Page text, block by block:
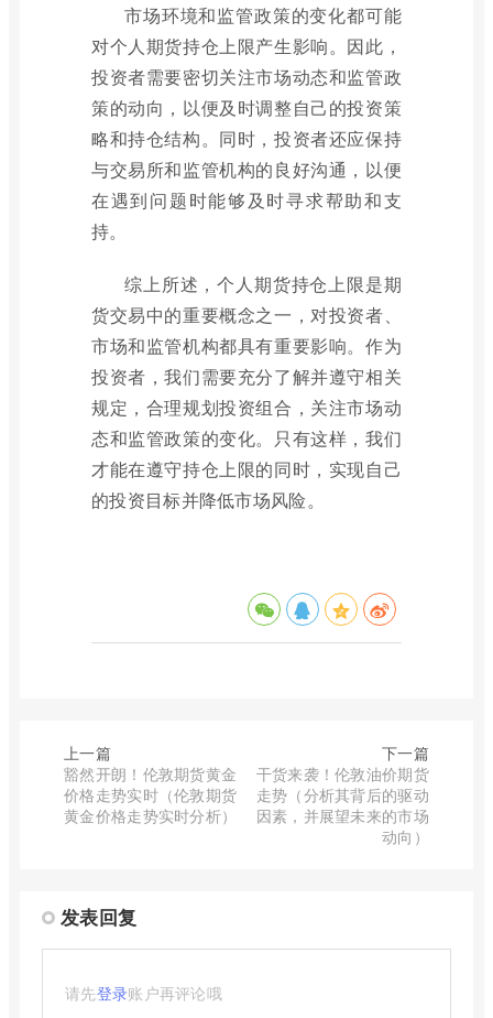
市场环境和监管政策的变化都可能
对个人期货持仓上限产生影响。因此，
投资者需要密切关注市场动态和监管政
策的动向，以便及时调整自己的投资策
略和持仓结构。同时，投资者还应保持
与交易所和监管机构的良好沟通，以便
在遇到问题时能够及时寻求帮助和支
持。
综上所述，个人期货持仓上限是期
货交易中的重要概念之一，对投资者、
市场和监管机构都具有重要影响。作为
投资者，我们需要充分了解并遵守相关
规定，合理规划投资组合，关注市场动
态和监管政策的变化。只有这样，我们
才能在遵守持仓上限的同时，实现自己
的投资目标并降低市场风险。
上一篇
豁然开朗！伦敦期货黄金
价格走势实时（伦敦期货
黄金价格走势实时分析）
下一篇
干货来袭！伦敦油价期货
走势（分析其背后的驱动
因素，并展望未来的市场
动向）
发表回复
请先登录账户再评论哦